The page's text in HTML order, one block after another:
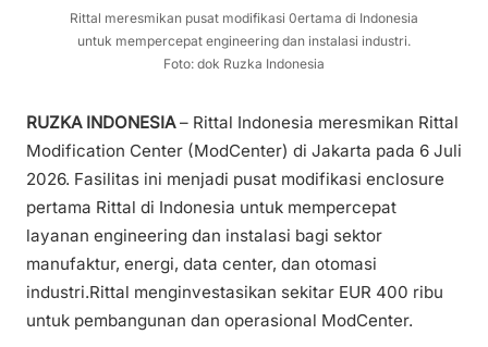
Rittal meresmikan pusat modifikasi 0ertama di Indonesia
untuk mempercepat engineering dan instalasi industri.
Foto: dok Ruzka Indonesia
RUZKA INDONESIA– Rittal Indonesia meresmikan Rittal
Modification Center (ModCenter) di Jakarta pada 6 Juli
2026. Fasilitas ini menjadi pusat modifikasi enclosure
pertama Rittal di Indonesia untuk mempercepat
layanan engineering dan instalasi bagi sektor
manufaktur, energi, data center, dan otomasi
industri.Rittal menginvestasikan sekitar EUR 400 ribu
untuk pembangunan dan operasional ModCenter.